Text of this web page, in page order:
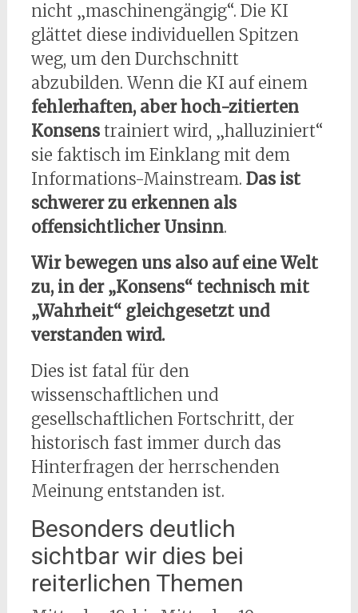
nicht „maschinengängig“. Die KI
glättet diese individuellen Spitzen
weg, um den Durchschnitt
abzubilden. Wenn die KI auf einem
fehlerhaften, aber hoch-zitierten
Konsenstrainiert wird, „halluziniert“
sie faktisch im Einklang mit dem
Informations-Mainstream. Das ist
schwerer zu erkennen als
offensichtlicher Unsinn.
Wir bewegen uns also auf eine Welt
zu, in der „Konsens“ technisch mit
„Wahrheit“ gleichgesetzt und
verstanden wird.
Dies ist fatal für den
wissenschaftlichen und
gesellschaftlichen Fortschritt, der
historisch fast immer durch das
Hinterfragen der herrschenden
Meinung entstanden ist.
Besonders deutlich
sichtbar wir dies bei
reiterlichen Themen